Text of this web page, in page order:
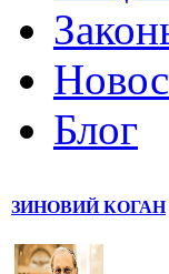
Блог
ЗИНОВИЙ КОГАН